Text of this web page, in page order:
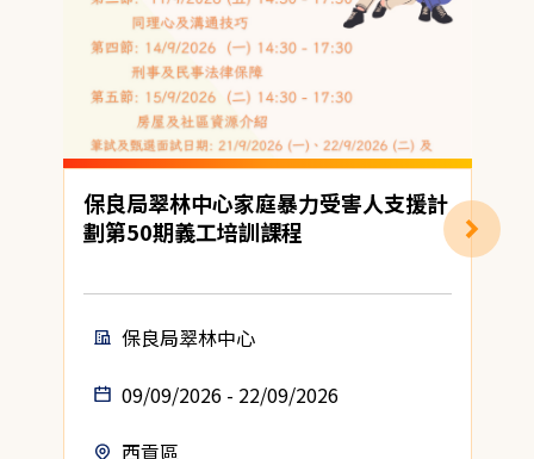
保良局翠林中心家庭暴力受害人支援計
劃第50期義工培訓課程
保良局翠林中心
09/09/2026 - 22/09/2026
西貢區